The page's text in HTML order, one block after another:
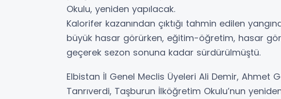
Okulu, yeniden yapılacak.
Kalorifer kazanından çıktığı tahmin edilen
büyük hasar görürken, eğitim-öğretim, hasar
geçerek sezon sonuna kadar sürdürülmüştü.
Elbistan İl Genel Meclis Üyeleri Ali Demir, Ahmet
Tanrıverdi, Taşburun İlköğretim Okulu’nun